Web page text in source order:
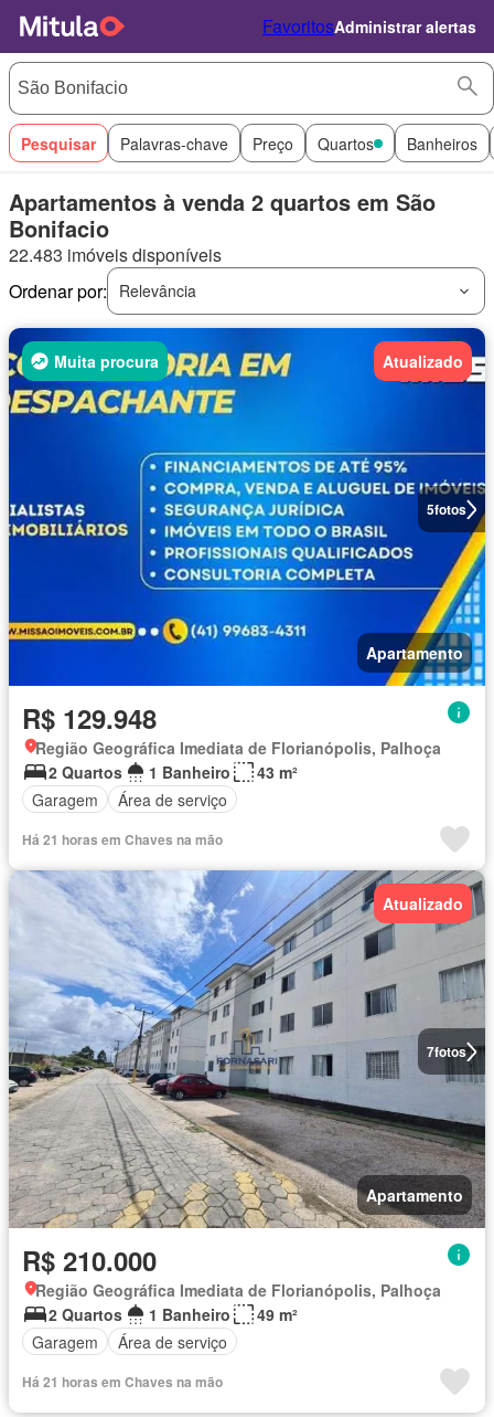
FavoritosAdministrar alertas
Pesquisar Palavras-chave Preço Quartos Banheiros
Apartamentos à venda 2 quartos em São
Bonifacio
22.483 imóveis disponíveis
Ordenar por:
Relevância
5fotos
Muita procura Atualizado
Apartamento
R$ 129.948
Região Geográfica Imediata de Florianópolis, Palhoça
2 Quartos
1 Banheiro
43 m²
Garagem
Área de serviço
Há 21 horas em Chaves na mão
7fotos
Atualizado
Apartamento
R$ 210.000
Região Geográfica Imediata de Florianópolis, Palhoça
2 Quartos
1 Banheiro
49 m²
Garagem
Área de serviço
Há 21 horas em Chaves na mão